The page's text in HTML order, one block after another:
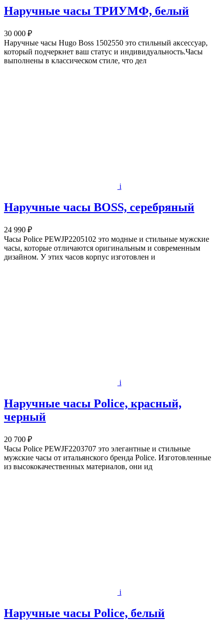
Наручные часы ТРИУМФ, белый
30 000 ₽
Наручные часы Hugo Boss 1502550 это стильный аксессуар,
который подчеркнет ваш статус и индивидуальность.Часы
выполнены в классическом стиле, что дел
i
Наручные часы BOSS, серебряный
24 990 ₽
Часы Police PEWJP2205102 это модные и стильные мужские
часы, которые отличаются оригинальным и современным
дизайном. У этих часов корпус изготовлен и
i
Наручные часы Police, красный,
черный
20 700 ₽
Часы Police PEWJF2203707 это элегантные и стильные
мужские часы от итальянского бренда Police. Изготовленные
из высококачественных материалов, они ид
i
Наручные часы Police, белый